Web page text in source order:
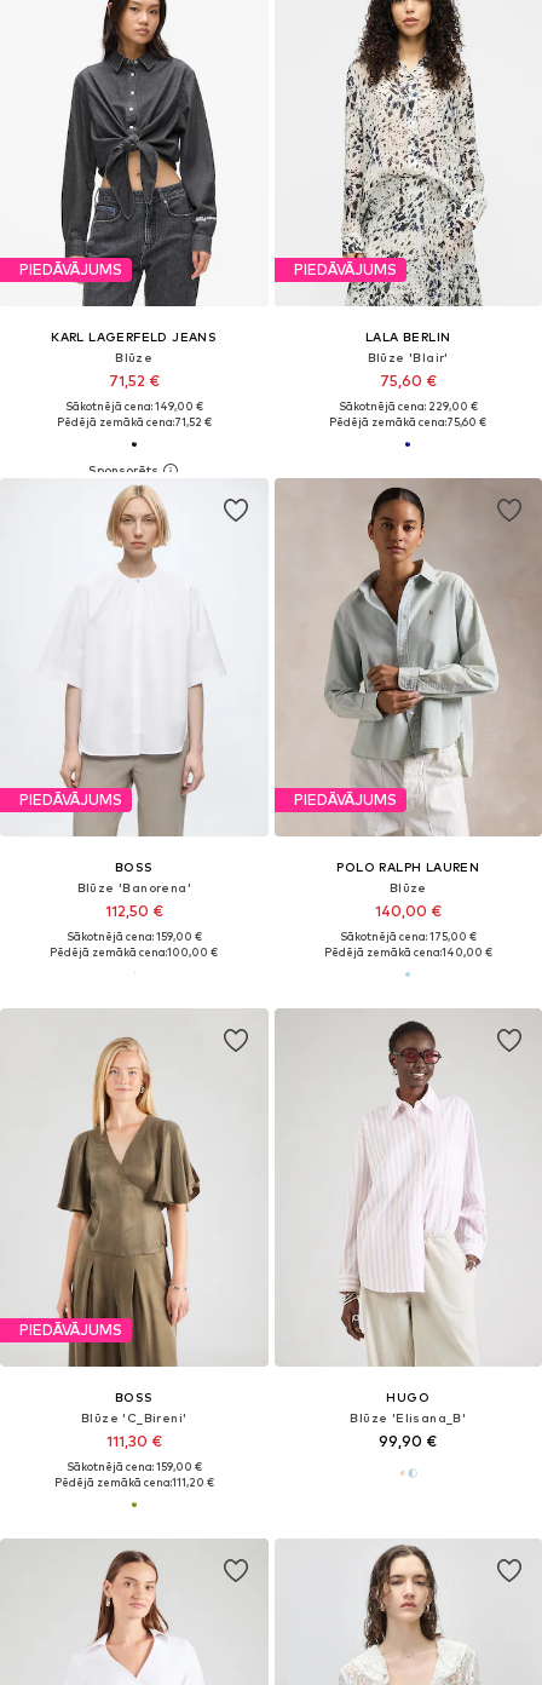
PIEDĀVĀJUMS
KARL LAGERFELD JEANS
Blūze
71,52 €
Sākotnējā cena: 149,00 €
Pēdējā zemākā cena:71,52 €
PIEDĀVĀJUMS
LALA BERLIN
Blūze 'Blair'
75,60 €
Sākotnējā cena: 229,00 €
Pēdējā zemākā cena:75,60 €
PIEDĀVĀJUMS
BOSS
Blūze 'Banorena'
112,50 €
Sākotnējā cena: 159,00 €
Pēdējā zemākā cena:100,00 €
PIEDĀVĀJUMS
POLO RALPH LAUREN
Blūze
140,00 €
Sākotnējā cena: 175,00 €
Pēdējā zemākā cena:140,00 €
PIEDĀVĀJUMS
BOSS
Blūze 'C_Bireni'
111,30 €
Sākotnējā cena: 159,00 €
Pēdējā zemākā cena:111,20 €
HUGO
Blūze 'Elisana_B'
99,90 €